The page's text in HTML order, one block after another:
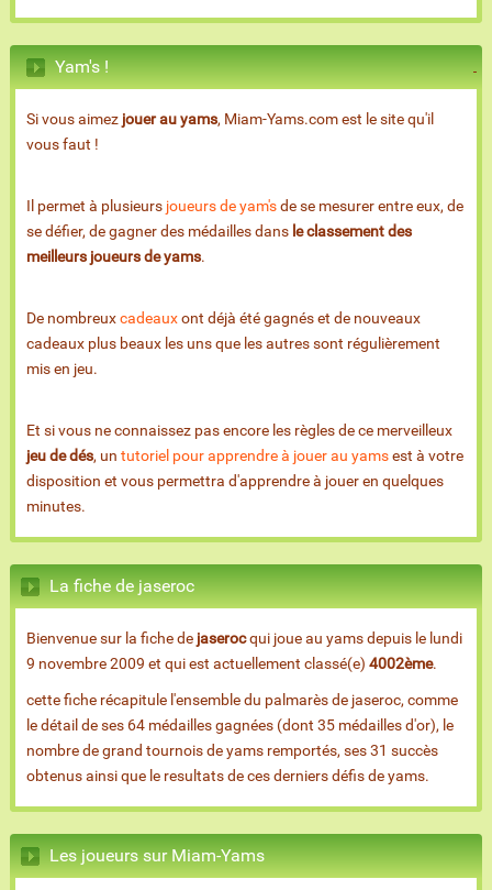
Yam's !
Si vous aimez jouer au yams, Miam-Yams.com est le site qu'il
vous faut !
Il permet à plusieurs joueurs de yam'sde se mesurer entre eux, de
se défier, de gagner des médailles dans le classement des
meilleurs joueurs de yams.
De nombreuxcadeauxont déjà été gagnés et de nouveaux
cadeaux plus beaux les uns que les autres sont régulièrement
mis en jeu.
Et si vous ne connaissez pas encore les règles de ce merveilleux
jeu de dés, un tutoriel pour apprendre à jouer au yamsest à votre
disposition et vous permettra d'apprendre à jouer en quelques
minutes.
La fiche de jaseroc
Bienvenue sur la fiche de jaserocqui joue au yams depuis le lundi
9 novembre 2009 et qui est actuellement classé(e) 4002ème.
cette fiche récapitule l'ensemble du palmarès de jaseroc, comme
le détail de ses 64 médailles gagnées (dont 35 médailles d'or), le
nombre de grand tournois de yams remportés, ses 31 succès
obtenus ainsi que le resultats de ces derniers défis de yams.
Les joueurs sur Miam-Yams